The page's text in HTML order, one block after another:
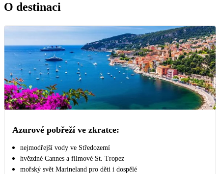
O destinaci
Azurové pobřeží ve zkratce:
nejmodřejší vody ve Středozemí
hvězdné Cannes a filmové St. Tropez
mořský svět Marineland pro děti i dospělé